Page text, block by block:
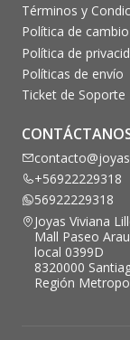
Términos y
Política de cambio
Política de
Políticas de envío
Ticket de Soporte
+56922229318
56922229318
Joyas Viviana
Mall Paseo
local 0399D
8320000
Región